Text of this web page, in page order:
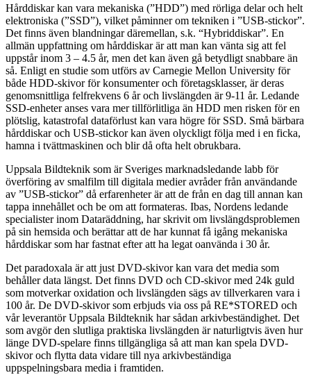
Hårddiskar kan vara mekaniska (”HDD”) med rörliga delar och helt
elektroniska (”SSD”), vilket påminner om tekniken i ”USB-stickor”.
Det finns även blandningar däremellan, s.k. “Hybriddiskar”. En
allmän uppfattning om hårddiskar är att man kan vänta sig att fel
uppstår inom 3 – 4.5 år, men det kan även gå betydligt snabbare än
så. Enligt en studie som utförs av Carnegie Mellon University för
både HDD-skivor för konsumenter och företagsklasser, är deras
genomsnittliga felfrekvens 6 år och livslängden är 9-11 år. Ledande
SSD-enheter anses vara mer tillförlitliga än HDD men risken för en
plötslig, katastrofal dataförlust kan vara högre för SSD. Små bärbara
hårddiskar och USB-stickor kan även olyckligt följa med i en ficka,
hamna i tvättmaskinen och blir då ofta helt obrukbara.
Uppsala Bildteknik som är Sveriges marknadsledande labb för
överföring av smalfilm till digitala medier avråder från användande
av ”USB-stickor” då erfarenheter är att de från en dag till annan kan
tappa innehållet och be om att formateras. Ibas, Nordens ledande
specialister inom Dataräddning, har skrivit om livslängdsproblemen
på sin hemsida och berättar att de har kunnat få igång mekaniska
hårddiskar som har fastnat efter att ha legat oanvända i 30 år.
Det paradoxala är att just DVD-skivor kan vara det media som
behåller data längst. Det finns DVD och CD-skivor med 24k guld
som motverkar oxidation och livslängden sägs av tillverkaren vara i
100 år. De DVD-skivor som erbjuds via oss på RE*STORED och
vår leverantör Uppsala Bildteknik har sådan arkivbeständighet. Det
som avgör den slutliga praktiska livslängden är naturligtvis även hur
länge DVD-spelare finns tillgängliga så att man kan spela DVD-
skivor och flytta data vidare till nya arkivbeständiga
uppspelningsbara media i framtiden.